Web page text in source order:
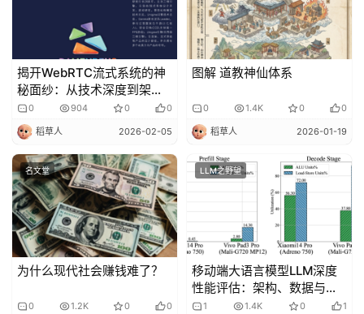
揭开WebRTC流式系统的神
秘面纱：从技术深度到架构
创新
0 904 0 0
稻草人 2026-02-05
图解 道教神仙体系
0 1.4K 0 0
稻草人 2026-01-19
名文堂
为什么现代社会赚钱难了？
0 1.2K 0 0
LLM之野望
移动端大语言模型LLM深度
性能评估：架构、数据与优
化路径的全面解析
1 1.4K 0 1